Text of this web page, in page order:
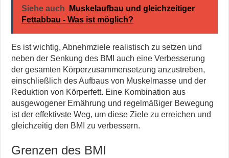
Siehe auch
Muskelaufbau und gleichzeitiger
Fettabbau - Was ist möglich?
Es ist wichtig, Abnehmziele realistisch zu setzen und
neben der Senkung des BMI auch eine Verbesserung
der gesamten Körperzusammensetzung anzustreben,
einschließlich des Aufbaus von Muskelmasse und der
Reduktion von Körperfett. Eine Kombination aus
ausgewogener Ernährung und regelmäßiger Bewegung
ist der effektivste Weg, um diese Ziele zu erreichen und
gleichzeitig den BMI zu verbessern.
Grenzen des BMI